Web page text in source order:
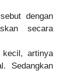
dengan
secara
kecil, artinya
Sedangkan